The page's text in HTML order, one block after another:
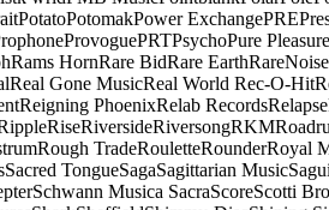
PotatoPotomakPower ExchangePRE
ProvoguePRTPsychoPure Pleasure
Rams HornRare BidRare EarthRareNoise
Real Gone MusicReal World Rec-O-Hit
Reigning PhoenixRelab RecordsRelapse
RiseRiversideRiversongRKM
Rough TradeRouletteRounderRoyal
Sacred TongueSagaSagittarian Music
Schwann Musica SacraScoreScotti